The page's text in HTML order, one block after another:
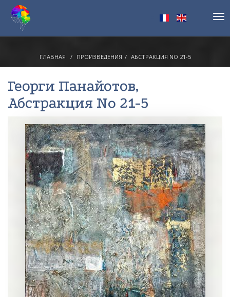
ГЛАВНАЯ ПРОИЗВЕДЕНИЯ АБСТРАКЦИЯ NO 21-5
Георги Панайотов,
Абстракция No 21-5